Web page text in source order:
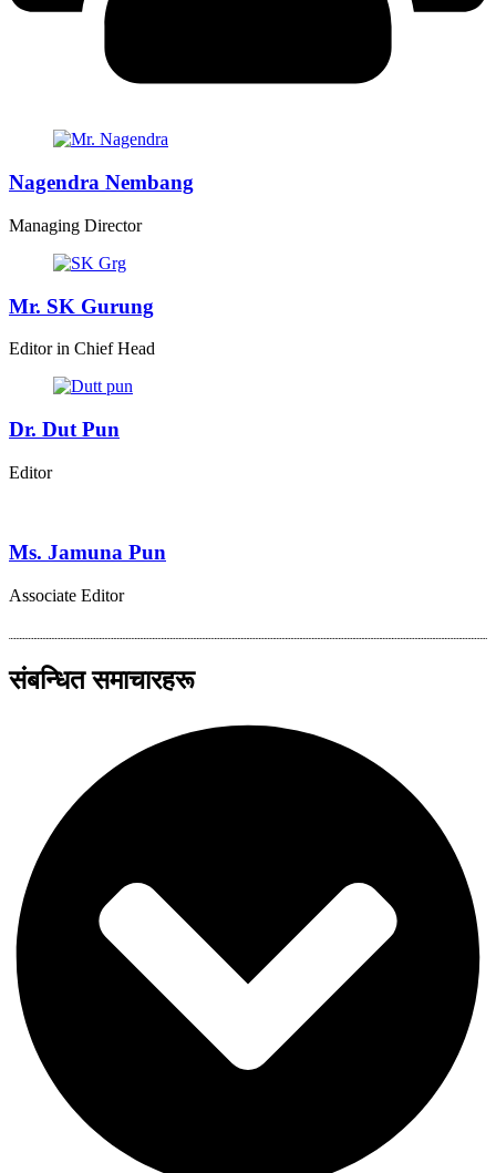
Nagendra Nembang
Managing Director
Mr. SK Gurung
Editor in Chief Head
Dr. Dut Pun
Editor
Ms. Jamuna Pun
Associate Editor
संबन्धित समाचारहरू